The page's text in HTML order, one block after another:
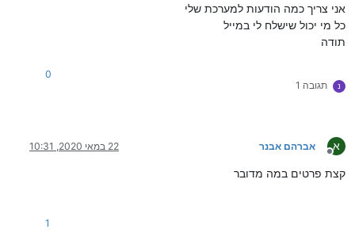
אני צריך כמה הודעות למערכת שלי
כל מי יכול שישלח לי במייל
תודה
נ תגובה 1
0
א
מנותק
אברהם אבנר 22 במאי 2020, 10:31
קצת פרטים במה מדובר
1